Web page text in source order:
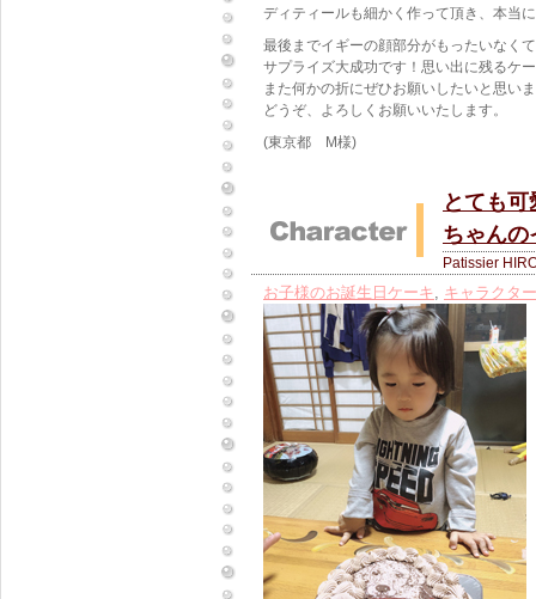
ディティールも細かく作って頂き、本当
最後までイギーの顔部分がもったいなく
サプライズ大成功です！思い出に残るケ
また何かの折にぜひお願いしたいと思い
どうぞ、よろしくお願いいたします。
(東京都 M様)
とても
ちゃんの
Patissier
お子様のお誕生日ケーキ, キャラクタ